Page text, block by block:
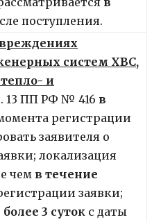
поступления.
систем ХВС,
и
13 ПП РФ № 416 в
регистрации
заявителя о
локализация
чем в течение
заявки;
3 суток с даты